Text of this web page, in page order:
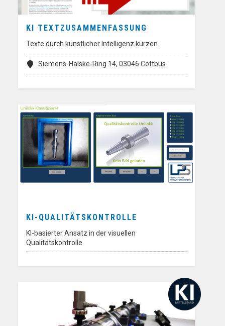
KI TEXTZUSAMMENFASSUNG
Texte durch künstlicher Intelligenz kürzen
Siemens-Halske-Ring 14, 03046 Cottbus
KI-QUALITÄTSKONTROLLE
KI-basierter Ansatz in der visuellen
Qualitätskontrolle